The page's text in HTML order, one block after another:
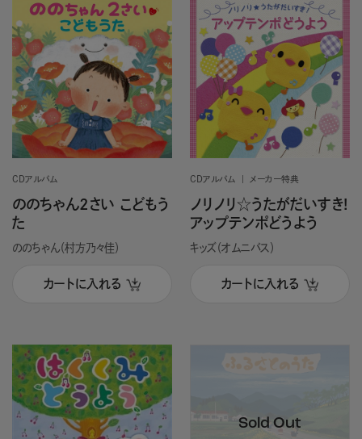
CDアルバム
ののちゃん2さい こどもう
た
ののちゃん（村方乃々佳）
カートに入れる
CDアルバム メーカー特典
ノリノリ☆うたがだいすき!
アップテンポどうよう
キッズ（オムニバス）
カートに入れる